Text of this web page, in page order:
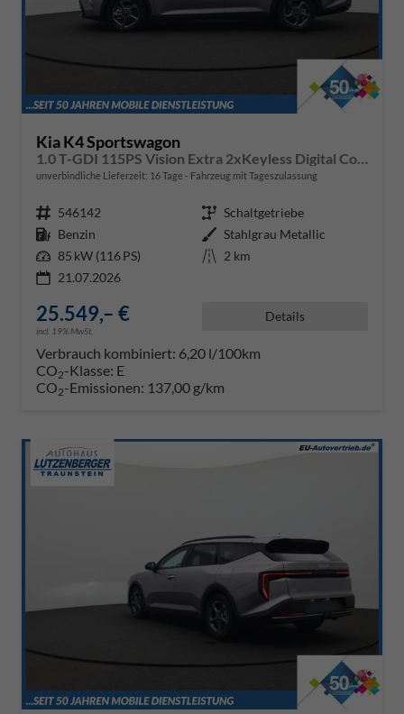
Kia K4 Sportswagon
1.0 T-GDI 115PS Vision Extra 2xKeyless Digital Cockpit Klimaautomatik Sitzheizung Navi ACC PDC v+h Rückf.Kamera DAB Bluetooth Touchscreen Apple CarPlay Android Auto abged.Scheiben 16"LM
unverbindliche Lieferzeit: 16 Tage Fahrzeug mit Tageszulassung
Fahrzeugnr. 546142 Getriebe Schaltgetriebe
Kraftstoff Benzin Außenfarbe Stahlgrau Metallic
Leistung 85 kW (116 PS) Kilometerstand 2 km
21.07.2026
25.549,– €
incl. 19% MwSt.
Details
Verbrauch kombiniert: 6,20 l/100km
CO2-Klasse: E
CO2-Emissionen: 137,00 g/km